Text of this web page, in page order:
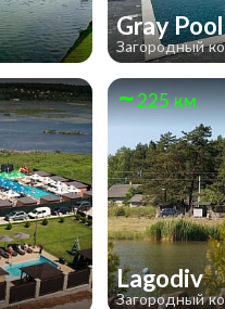
Gray
Загородный
225 км
Lagodiv
Загородный